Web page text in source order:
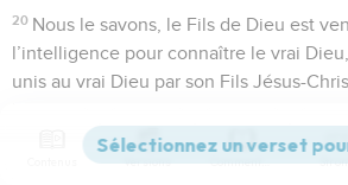
20 Nous le savons, le Fils de Dieu est
l’intelligence pour connaître le vrai
unis au vrai Dieu par son Fils Jésus-
Mes enfants, faites attention ! Ne
Versions Commentaires